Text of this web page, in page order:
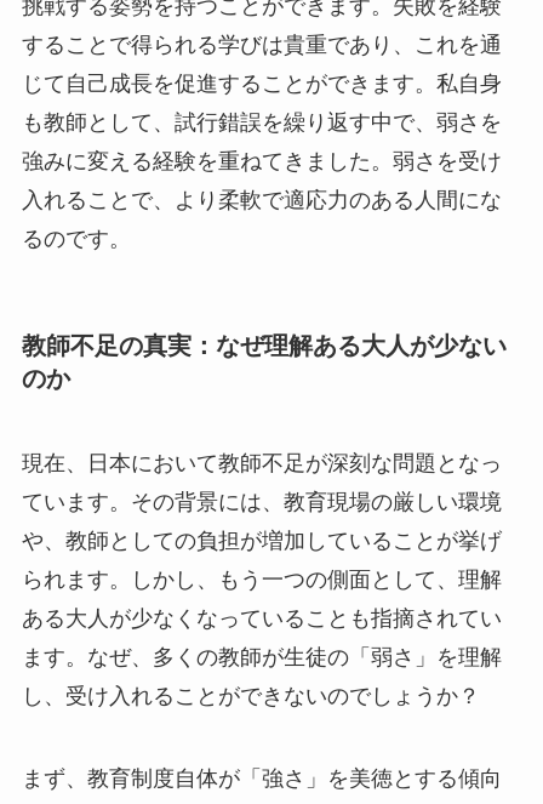
挑戦する姿勢を持つことができます。失敗を経験
することで得られる学びは貴重であり、これを通
じて自己成長を促進することができます。私自身
も教師として、試行錯誤を繰り返す中で、弱さを
強みに変える経験を重ねてきました。弱さを受け
入れることで、より柔軟で適応力のある人間にな
るのです。
教師不足の真実：なぜ理解ある大人が少ない
のか
現在、日本において教師不足が深刻な問題となっ
ています。その背景には、教育現場の厳しい環境
や、教師としての負担が増加していることが挙げ
られます。しかし、もう一つの側面として、理解
ある大人が少なくなっていることも指摘されてい
ます。なぜ、多くの教師が生徒の「弱さ」を理解
し、受け入れることができないのでしょうか？
まず、教育制度自体が「強さ」を美徳とする傾向